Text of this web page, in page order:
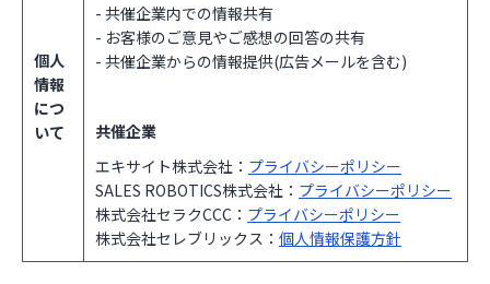
個人
情報
につ
いて
- 共催企業内での情報共有
- お客様のご意見やご感想の回答の共有
- 共催企業からの情報提供(広告メールを含む)
共催企業
エキサイト株式会社： プライバシーポリシー
SALES ROBOTICS株式会社： プライバシーポリシー
株式会社セラクCCC： プライバシーポリシー
株式会社セレブリックス： 個人情報保護方針